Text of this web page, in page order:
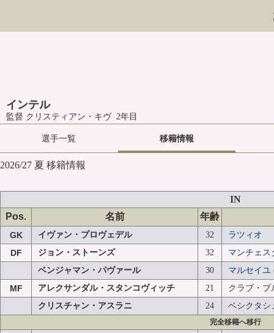
インテル
監督 クリスティアン・キヴ 2年目
選手一覧 移籍情報
2026/27 夏 移籍情報
IN
Pos.
名前 年齢
GK イヴァン・プロヴェデル 32 ラツィオ
DF ジョン・ストーンズ 32
マンチェス
ベンジャマン・パヴァール
30 マルセイユ
MF アレクサンダル・スタンコヴィッチ 21
クラブ・ブ
クリスチャン・アスラニ
24 ベシクタシ
完全移籍へ移行